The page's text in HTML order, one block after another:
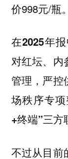
价998元/瓶。
在2025年
对红坛、内
管理，严控
场秩序专
+终端”三方
不过从目前